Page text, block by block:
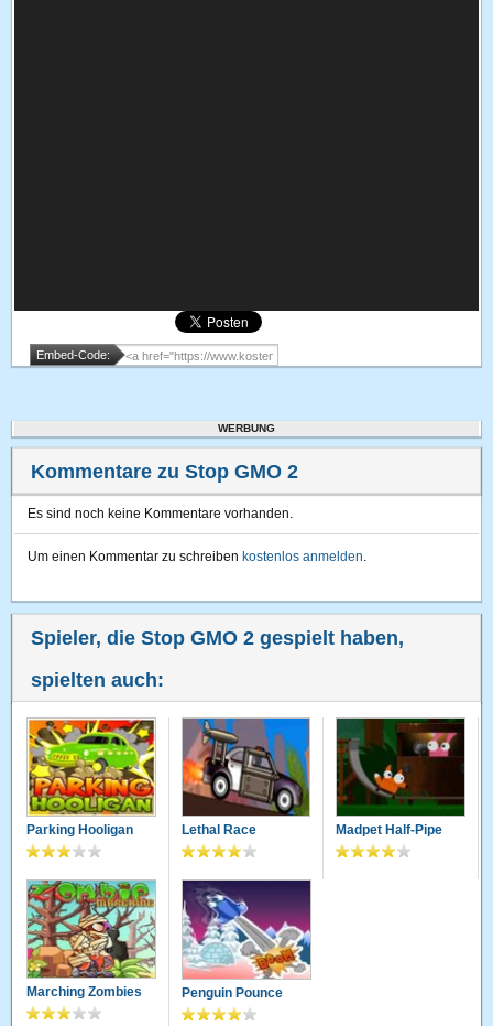
Embed-Code:
WERBUNG
Kommentare zu Stop GMO 2
Es sind noch keine Kommentare vorhanden.
Um einen Kommentar zu schreiben kostenlos anmelden.
Spieler, die Stop GMO 2 gespielt haben,
spielten auch:
Parking Hooligan Lethal Race Madpet Half-Pipe
Marching Zombies Penguin Pounce